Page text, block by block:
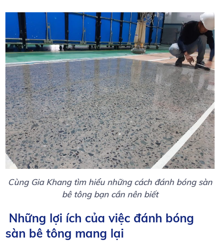
Cùng Gia Khang tìm hiểu những cách đánh bóng sàn
bê tông bạn cần nên biết
Những lợi ích của việc đánh bóng
sàn bê tông mang lại